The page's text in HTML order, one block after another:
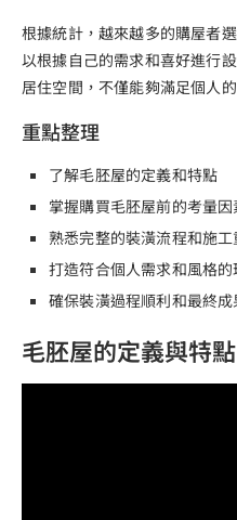
根據統計，越來越多的購屋者
以根據自己的需求和喜好進行
居住空間，不僅能夠滿足個人
重點整理
了解毛胚屋的定義和特點
掌握購買毛胚屋前的考量因
熟悉完整的裝潢流程和施
打造符合個人需求和風格
確保裝潢過程順利和最終
毛胚屋的定義與特點